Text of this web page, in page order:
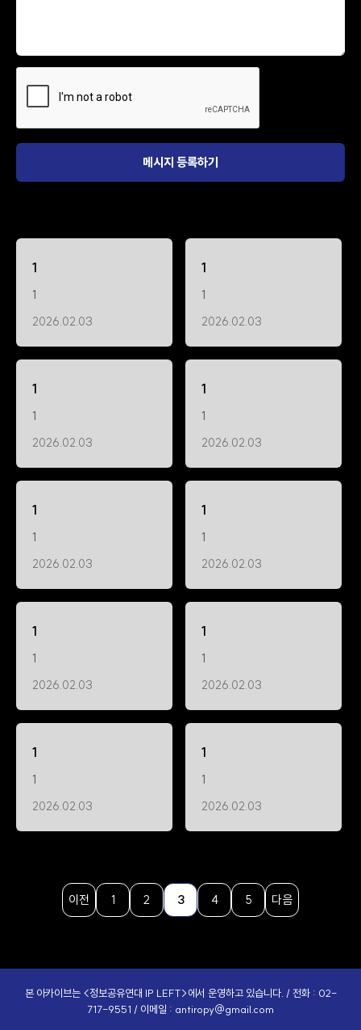
1
1
2026.02.03
1
1
2026.02.03
1
1
2026.02.03
1
1
2026.02.03
1
1
2026.02.03
1
1
2026.02.03
1
1
2026.02.03
1
1
2026.02.03
1
1
2026.02.03
1
1
2026.02.03
이전 1 2 3 4 5 다음
본 아카이브는 <정보공유연대 IP LEFT>에서 운영하고 있습니다. / 전화 : 02-
717-9551 / 이메일 : antiropy@gmail.com